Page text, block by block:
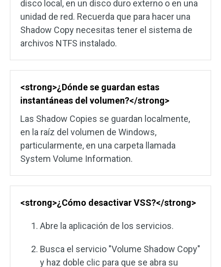
disco local, en un disco duro externo o en una
unidad de red. Recuerda que para hacer una
Shadow Copy necesitas tener el sistema de
archivos NTFS instalado.
<strong>¿Dónde se guardan estas
instantáneas del volumen?</strong>
Las Shadow Copies se guardan localmente,
en la raíz del volumen de Windows,
particularmente, en una carpeta llamada
System Volume Information.
<strong>¿Cómo desactivar VSS?</strong>
Abre la aplicación de los servicios.
Busca el servicio "Volume Shadow Copy"
y haz doble clic para que se abra su